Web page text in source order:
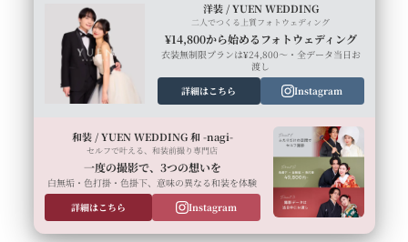
洋装 / YUEN WEDDING
二人でつくる上質フォトウェディング
¥14,800から始めるフォトウェディング
衣装無制限プランは¥24,800〜・全データ当日お
渡し
詳細はこちら
Instagram
和装 / YUEN WEDDING 和 -nagi-
セルフで叶える、和装前撮り専門店
一度の撮影で、3つの想いを
白無垢・色打掛・色掛下、意味の異なる和装を体験
詳細はこちら
Instagram